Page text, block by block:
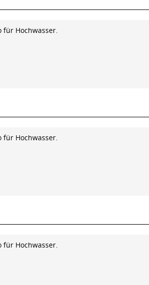
für Hochwasser.
für Hochwasser.
für Hochwasser.